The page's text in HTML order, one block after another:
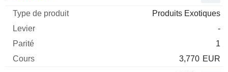
Produits Exotiques
-
1
3,770 EUR